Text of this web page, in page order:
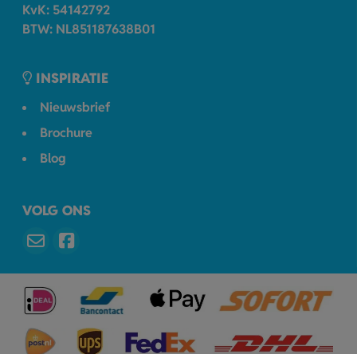
KvK: 54142792
BTW: NL851187638B01
INSPIRATIE
Nieuwsbrief
Brochure
Blog
VOLG ONS